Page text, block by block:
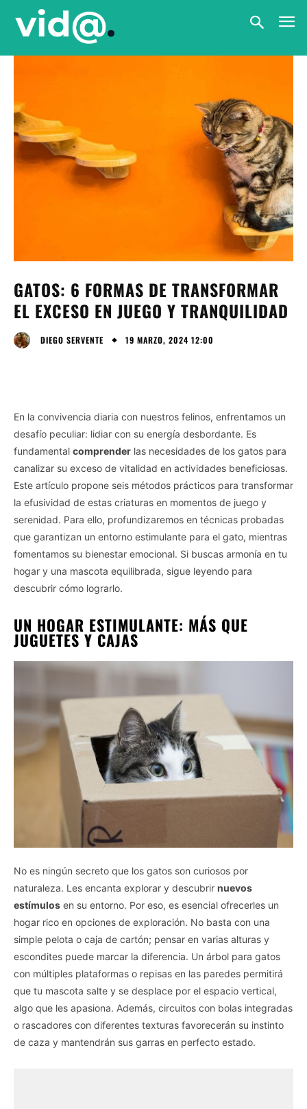
GATOS: 6 FORMAS DE TRANSFORMAR
EL EXCESO EN JUEGO Y TRANQUILIDAD
DIEGO SERVENTE 19 MARZO, 2024 12:00
En la convivencia diaria con nuestros felinos, enfrentamos un
desafío peculiar: lidiar con su energía desbordante. Es
fundamental comprender las necesidades de los gatos para
canalizar su exceso de vitalidad en actividades beneficiosas.
Este artículo propone seis métodos prácticos para transformar
la efusividad de estas criaturas en momentos de juego y
serenidad. Para ello, profundizaremos en técnicas probadas
que garantizan un entorno estimulante para el gato, mientras
fomentamos su bienestar emocional. Si buscas armonía en tu
hogar y una mascota equilibrada, sigue leyendo para
descubrir cómo lograrlo.
UN HOGAR ESTIMULANTE: MÁS QUE
JUGUETES Y CAJAS
No es ningún secreto que los gatos son curiosos por
naturaleza. Les encanta explorar y descubrir nuevos
estímulos en su entorno. Por eso, es esencial ofrecerles un
hogar rico en opciones de exploración. No basta con una
simple pelota o caja de cartón; pensar en varias alturas y
escondites puede marcar la diferencia. Un árbol para gatos
con múltiples plataformas o repisas en las paredes permitirá
que tu mascota salte y se desplace por el espacio vertical,
algo que les apasiona. Además, circuitos con bolas integradas
o rascadores con diferentes texturas favorecerán su instinto
de caza y mantendrán sus garras en perfecto estado.